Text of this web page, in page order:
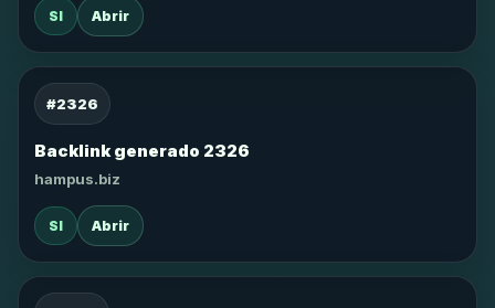
SI Abrir
#2326
Backlink generado 2326
hampus.biz
SI Abrir